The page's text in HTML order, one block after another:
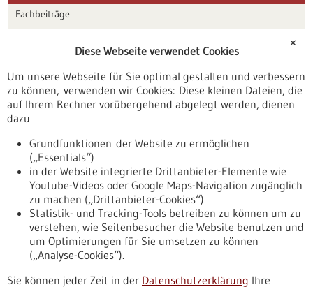
Fachbeiträge
Veranstaltungen
Erscheinungsdatum
Nach oben
✕
Diese Webseite verwendet Cookies
Um unsere Webseite für Sie optimal gestalten und verbessern
zu können, verwenden wir Cookies: Diese kleinen Dateien, die
auf Ihrem Rechner vorübergehend abgelegt werden, dienen
dazu
Grundfunktionen der Website zu ermöglichen
(„Essentials“)
in der Website integrierte Drittanbieter-Elemente wie
Youtube-Videos oder Google Maps-Navigation zugänglich
zu machen („Drittanbieter-Cookies“)
Statistik- und Tracking-Tools betreiben zu können um zu
verstehen, wie Seitenbesucher die Website benutzen und
um Optimierungen für Sie umsetzen zu können
(„Analyse-Cookies“).
Sie können jeder Zeit in der Datenschutzerklärung Ihre